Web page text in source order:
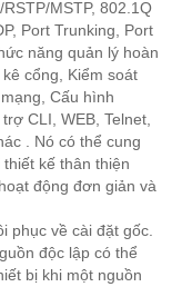
RSTP/MSTP, 802.1Q
Port Trunking, Port
năng quản lý hoàn
cổng, Kiểm soát
Cấu hình
CLI, WEB, Telnet,
. Nó có thể cung
kế thân thiện
động đơn giản và
phục về cài đặt gốc.
độc lập có thể
bị khi một nguồn